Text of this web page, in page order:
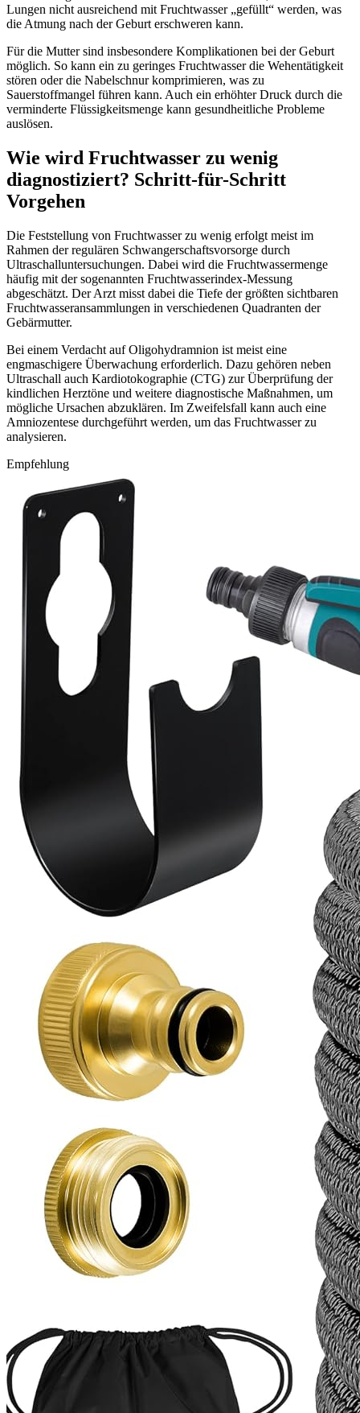
Lungen nicht ausreichend mit Fruchtwasser „gefüllt“ werden, was
die Atmung nach der Geburt erschweren kann.
Für die Mutter sind insbesondere Komplikationen bei der Geburt
möglich. So kann ein zu geringes Fruchtwasser die Wehentätigkeit
stören oder die Nabelschnur komprimieren, was zu
Sauerstoffmangel führen kann. Auch ein erhöhter Druck durch die
verminderte Flüssigkeitsmenge kann gesundheitliche Probleme
auslösen.
Wie wird Fruchtwasser zu wenig
diagnostiziert? Schritt-für-Schritt
Vorgehen
Die Feststellung von Fruchtwasser zu wenig erfolgt meist im
Rahmen der regulären Schwangerschaftsvorsorge durch
Ultraschalluntersuchungen. Dabei wird die Fruchtwassermenge
häufig mit der sogenannten Fruchtwasserindex-Messung
abgeschätzt. Der Arzt misst dabei die Tiefe der größten sichtbaren
Fruchtwasseransammlungen in verschiedenen Quadranten der
Gebärmutter.
Bei einem Verdacht auf Oligohydramnion ist meist eine
engmaschigere Überwachung erforderlich. Dazu gehören neben
Ultraschall auch Kardiotokographie (CTG) zur Überprüfung der
kindlichen Herztöne und weitere diagnostische Maßnahmen, um
mögliche Ursachen abzuklären. Im Zweifelsfall kann auch eine
Amniozentese durchgeführt werden, um das Fruchtwasser zu
analysieren.
Empfehlung